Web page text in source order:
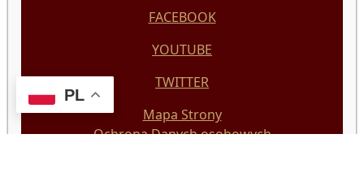
FACEBOOK
YOUTUBE
TWITTER
Mapa Strony
Ochrona Danych osobowych
PL